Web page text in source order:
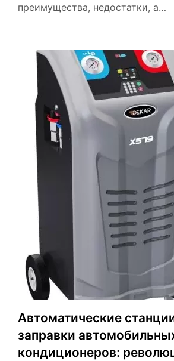
преимущества, недостатки, а…
Автоматические
заправки
кондиционеров: